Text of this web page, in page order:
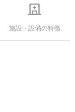
施設・設備の特徴